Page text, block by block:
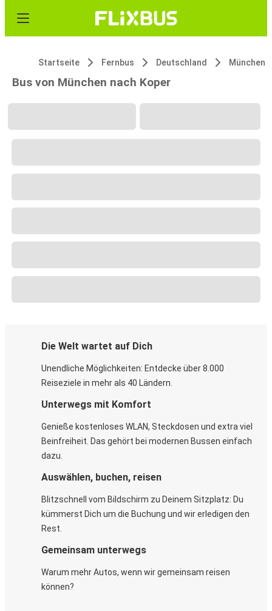
Startseite Fernbus Deutschland München
Bus von München nach Koper
Die Welt wartet auf Dich
Unendliche Möglichkeiten: Entdecke über 8.000
Reiseziele in mehr als 40 Ländern.
Unterwegs mit Komfort
Genieße kostenloses WLAN, Steckdosen und extra viel
Beinfreiheit. Das gehört bei modernen Bussen einfach
dazu.
Auswählen, buchen, reisen
Blitzschnell vom Bildschirm zu Deinem Sitzplatz: Du
kümmerst Dich um die Buchung und wir erledigen den
Rest.
Gemeinsam unterwegs
Warum mehr Autos, wenn wir gemeinsam reisen
können?